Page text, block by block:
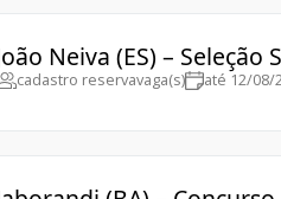
Neiva (ES) – Seleção
cadastro reservavaga(s) até 12/08/